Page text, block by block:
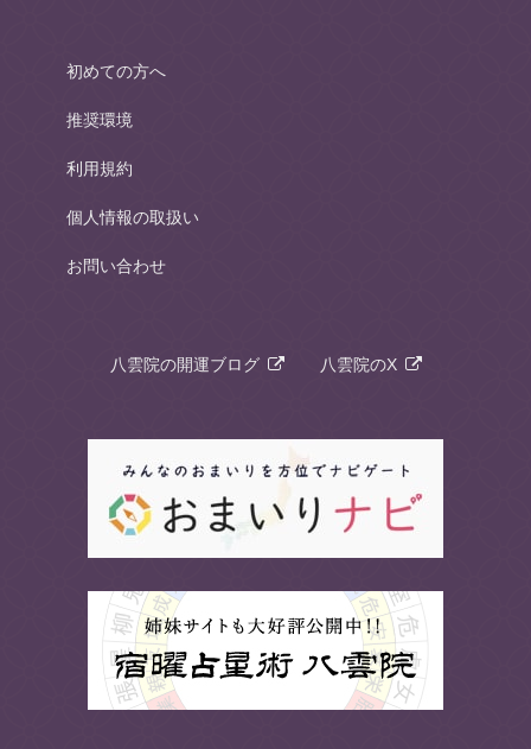
初めての方へ
推奨環境
利用規約
個人情報の取扱い
お問い合わせ
八雲院の開運ブログ 八雲院のX